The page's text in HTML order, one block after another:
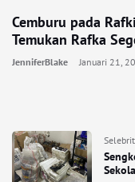
Cemburu pada
Temukan Rafka
JenniferBlake Januari 21,